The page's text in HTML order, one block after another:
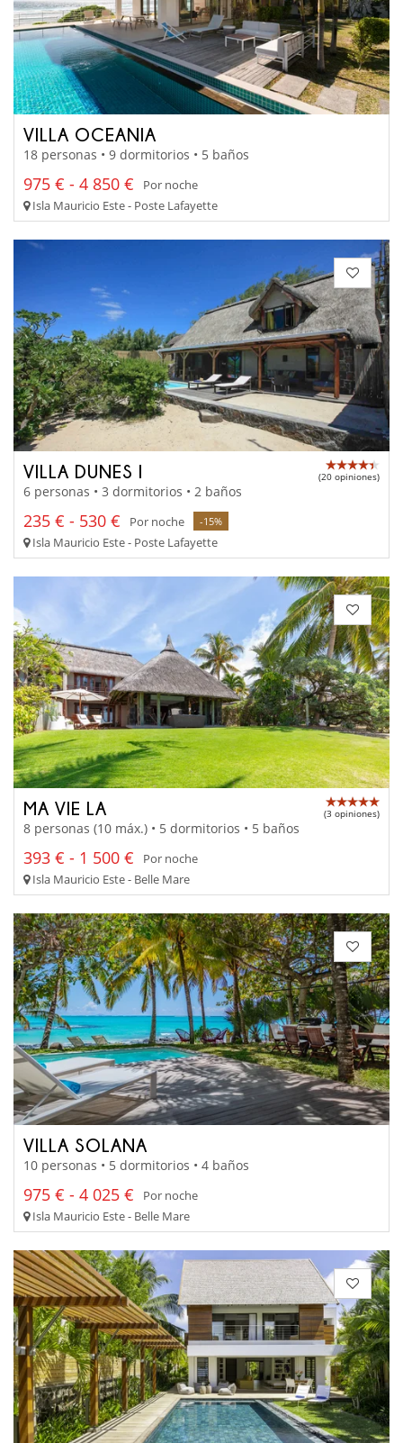
VILLA OCEANIA
18 personas • 9 dormitorios • 5 baños
975 € - 4 850 €
Por noche
Isla Mauricio Este - Poste Lafayette
VILLA DUNES I (20 opiniones)
6 personas • 3 dormitorios • 2 baños
235 € - 530 € Por noche -15%
Isla Mauricio Este - Poste Lafayette
MA VIE LA (3 opiniones)
8 personas (10 máx.) • 5 dormitorios • 5 baños
393 € - 1 500 €
Por noche
Isla Mauricio Este - Belle Mare
VILLA SOLANA
10 personas • 5 dormitorios • 4 baños
975 € - 4 025 €
Por noche
Isla Mauricio Este - Belle Mare